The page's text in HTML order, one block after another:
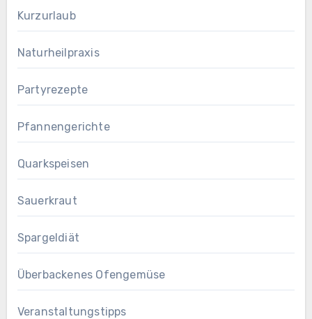
Kurzurlaub
Naturheilpraxis
Partyrezepte
Pfannengerichte
Quarkspeisen
Sauerkraut
Spargeldiät
Überbackenes Ofengemüse
Veranstaltungstipps